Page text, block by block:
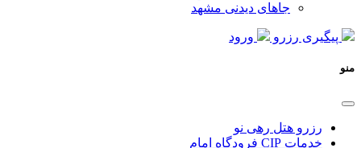
جاهای دیدنی مشهد
پیگیری رزرو ورود
منو
رزرو هتل رهی نو
خدمات CIP فرودگاه امام